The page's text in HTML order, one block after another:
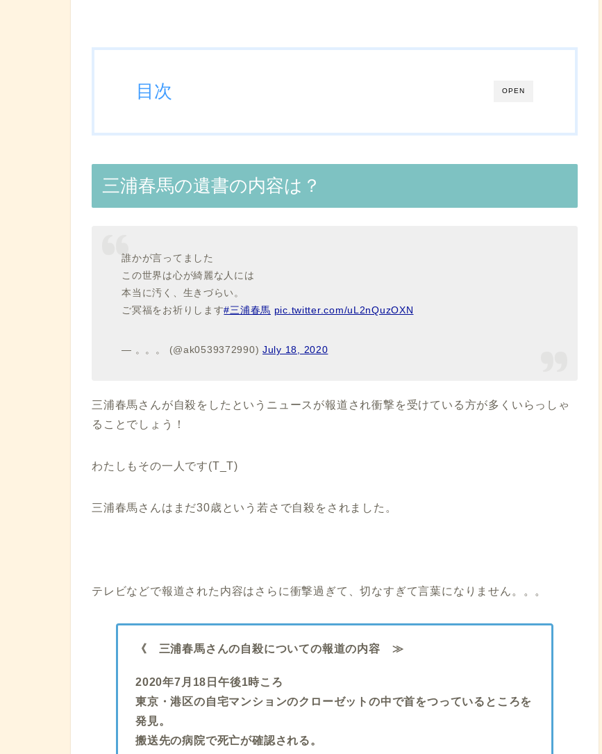
OPEN
目次
三浦春馬の遺書の内容は？
誰かが言ってました
この世界は心が綺麗な人には
本当に汚く、生きづらい。
ご冥福をお祈りします#三浦春馬 pic.twitter.com/uL2nQuzOXN
— 。。。 (@ak0539372990)July 18, 2020
三浦春馬さんが自殺をしたというニュースが報道され衝撃を受けている方が多くいらっしゃ
ることでしょう！
わたしもその一人です(T_T)
三浦春馬さんはまだ30歳という若さで自殺をされました。
テレビなどで報道された内容はさらに衝撃過ぎて、切なすぎて言葉になりません。。。
《 三浦春馬さんの自殺についての報道の内容 ≫
2020年7月18日午後1時ころ
東京・港区の自宅マンションのクローゼットの中で首をつっているところを
発見。
搬送先の病院で死亡が確認される。